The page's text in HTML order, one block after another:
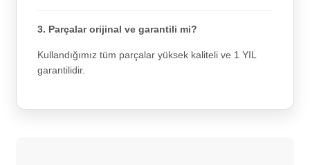
3. Parçalar orijinal ve garantili mi?
Kullandığımız tüm parçalar yüksek kaliteli ve 1 YIL
garantilidir.